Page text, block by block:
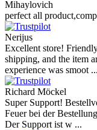
Mihaylovich
perfect all
Nerijus
Excellent store!
shipping, and the item
experience was smoot ...
Richard Möckel
Super Support!
Feuer bei der
Der Support ist w ...